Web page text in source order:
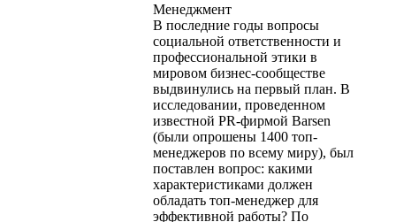
Менеджмент
В последние годы вопросы
социальной ответственности и
профессиональной этики в
мировом бизнес-сообществе
выдвинулись на первый план. В
исследовании, проведенном
известной PR-фирмой Barsen
(были опрошены 1400 топ-
менеджеров по всему миру), был
поставлен вопрос: какими
характеристиками должен
обладать топ-менеджер для
эффективной работы? По